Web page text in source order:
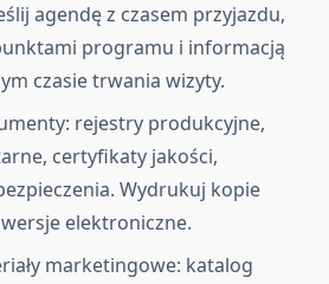
agendę z czasem przyjazdu,
programu i informacją
czasie trwania wizyty.
rejestry produkcyjne,
certyfikaty jakości,
Wydrukuj kopie
elektroniczne.
marketingowe: katalog